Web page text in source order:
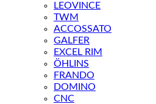
LEOVINCE
TWM
ACCOSSATO
GALFER
EXCEL RIM
ÖHLINS
FRANDO
DOMINO
CNC